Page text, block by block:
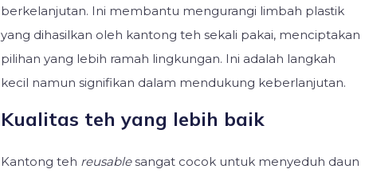
berkelanjutan. Ini membantu mengurangi limbah plastik
yang dihasilkan oleh kantong teh sekali pakai, menciptakan
pilihan yang lebih ramah lingkungan. Ini adalah langkah
kecil namun signifikan dalam mendukung keberlanjutan.
Kualitas teh yang lebih baik
Kantong teh reusablesangat cocok untuk menyeduh daun